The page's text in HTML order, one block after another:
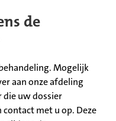
de
Mogelijk
aan onze afdeling
die uw dossier
met u op. Deze